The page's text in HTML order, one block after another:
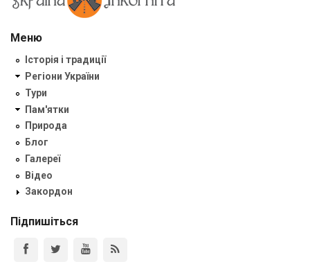
Меню
Історія і традиції
Регіони України
Тури
Пам'ятки
Природа
Блог
Галереї
Відео
Закордон
Підпишіться